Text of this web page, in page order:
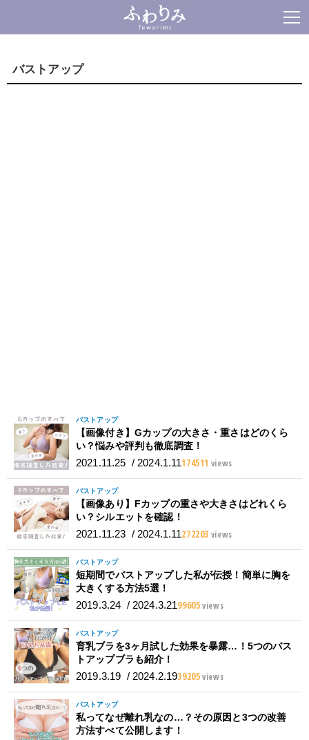
バストアップ
バストアップ
【画像付き】Gカップの大きさ・重さはどのくら
い？悩みや評判も徹底調査！
2021.11.25 / 2024.1.11174511 views
バストアップ
【画像あり】Fカップの重さや大きさはどれくら
い？シルエットを確認！
2021.11.23 / 2024.1.11272203 views
バストアップ
短期間でバストアップした私が伝授！簡単に胸を
大きくする方法5選！
2019.3.24 / 2024.3.2199605views
バストアップ
育乳ブラを3ヶ月試した効果を暴露…！5つのバス
トアップブラも紹介！
2019.3.19 / 2024.2.1939205views
バストアップ
私ってなぜ離れ乳なの…？その原因と3つの改善
方法すべて公開します！